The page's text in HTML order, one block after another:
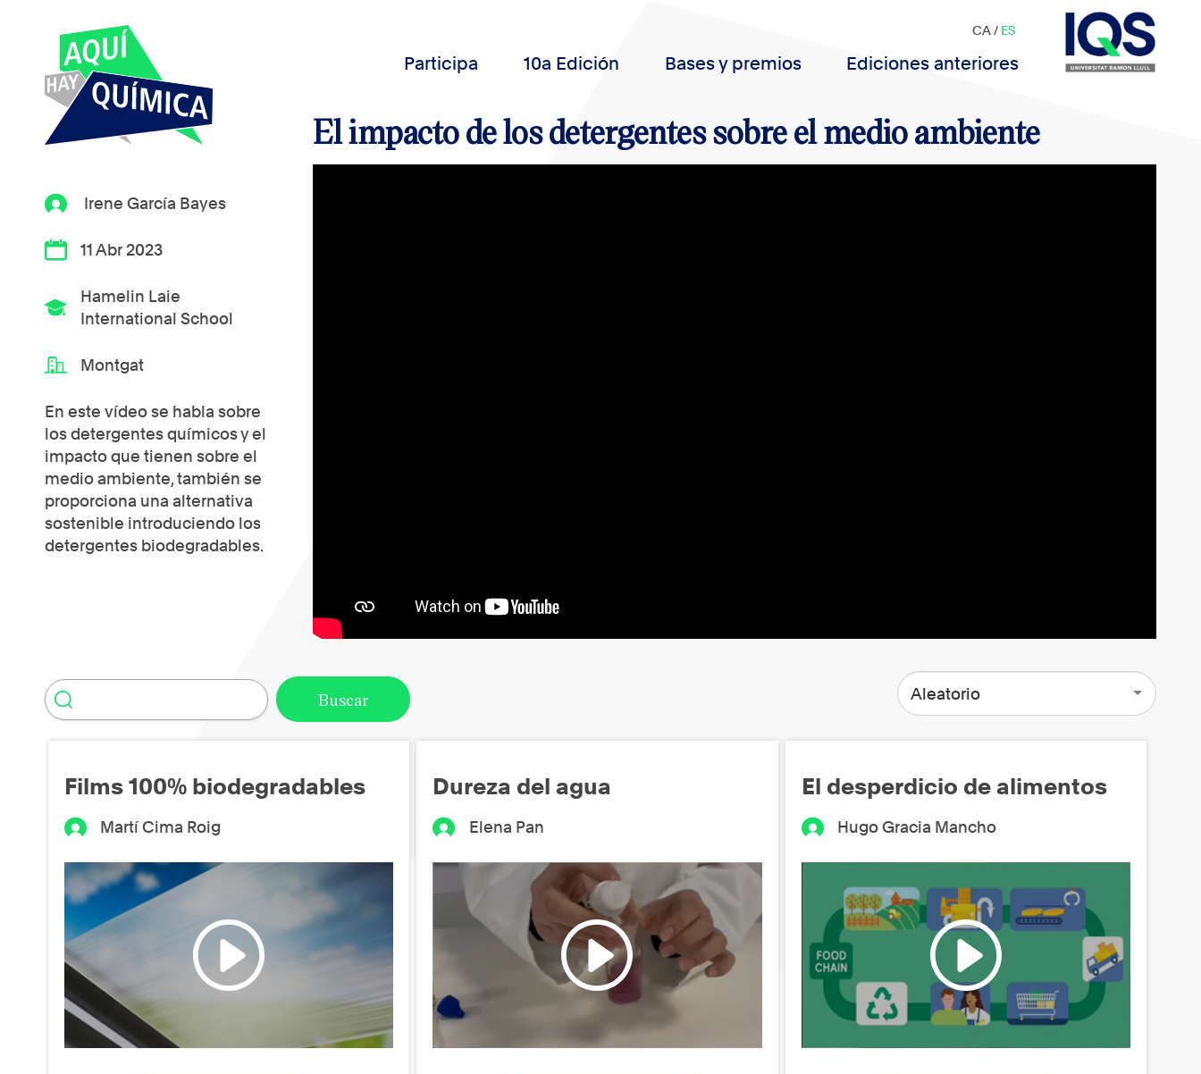
Participa 10a Edición Bases y premios Ediciones anteriores
CA/ ES
Irene García Bayes
11 Abr 2023
Hamelin Laie
International School
Montgat
En este vídeo se habla sobre
los detergentes químicos y el
impacto que tienen sobre el
medio ambiente, también se
proporciona una alternativa
sostenible introduciendo los
detergentes biodegradables.
El impacto de los detergentes sobre el medio ambiente
Aleatorio
Films 100% biodegradables
Martí Cima Roig
Dureza del agua
Elena Pan
El desperdicio de alimentos
Hugo Gracia Mancho